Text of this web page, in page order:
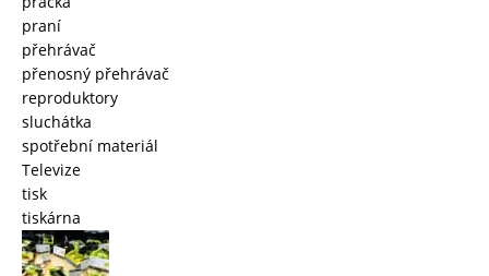
praní
přehrávač
přenosný přehrávač
reproduktory
sluchátka
spotřební materiál
Televize
tisk
tiskárna